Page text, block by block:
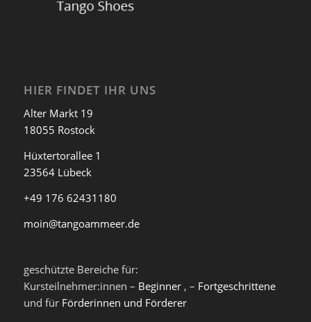
HIER FINDET IHR UNS
Alter Markt 19
18055 Rostock
Hüxtertorallee 1
23564 Lübeck
+49 176 62431180
moin@tangoammeer.de
geschützte Bereiche für:
Kursteilnehmer:innen – Beginner, – Fortgeschrittene
und für Förderinnen und Förderer